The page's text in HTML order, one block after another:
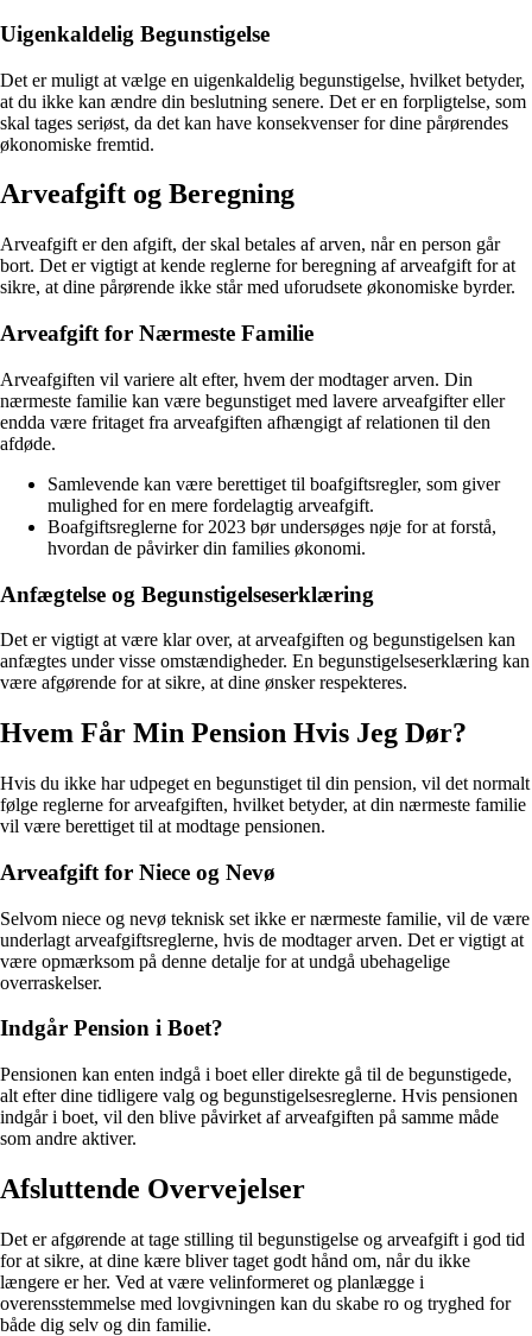
Uigenkaldelig Begunstigelse
Det er muligt at vælge en uigenkaldelig begunstigelse, hvilket betyder,
at du ikke kan ændre din beslutning senere. Det er en forpligtelse, som
skal tages seriøst, da det kan have konsekvenser for dine pårørendes
økonomiske fremtid.
Arveafgift og Beregning
Arveafgift er den afgift, der skal betales af arven, når en person går
bort. Det er vigtigt at kende reglerne for beregning af arveafgift for at
sikre, at dine pårørende ikke står med uforudsete økonomiske byrder.
Arveafgift for Nærmeste Familie
Arveafgiften vil variere alt efter, hvem der modtager arven. Din
nærmeste familie kan være begunstiget med lavere arveafgifter eller
endda være fritaget fra arveafgiften afhængigt af relationen til den
afdøde.
Samlevende kan være berettiget til boafgiftsregler, som giver
mulighed for en mere fordelagtig arveafgift.
Boafgiftsreglerne for 2023 bør undersøges nøje for at forstå,
hvordan de påvirker din families økonomi.
Anfægtelse og Begunstigelseserklæring
Det er vigtigt at være klar over, at arveafgiften og begunstigelsen kan
anfægtes under visse omstændigheder. En begunstigelseserklæring kan
være afgørende for at sikre, at dine ønsker respekteres.
Hvem Får Min Pension Hvis Jeg Dør?
Hvis du ikke har udpeget en begunstiget til din pension, vil det normalt
følge reglerne for arveafgiften, hvilket betyder, at din nærmeste familie
vil være berettiget til at modtage pensionen.
Arveafgift for Niece og Nevø
Selvom niece og nevø teknisk set ikke er nærmeste familie, vil de være
underlagt arveafgiftsreglerne, hvis de modtager arven. Det er vigtigt at
være opmærksom på denne detalje for at undgå ubehagelige
overraskelser.
Indgår Pension i Boet?
Pensionen kan enten indgå i boet eller direkte gå til de begunstigede,
alt efter dine tidligere valg og begunstigelsesreglerne. Hvis pensionen
indgår i boet, vil den blive påvirket af arveafgiften på samme måde
som andre aktiver.
Afsluttende Overvejelser
Det er afgørende at tage stilling til begunstigelse og arveafgift i god tid
for at sikre, at dine kære bliver taget godt hånd om, når du ikke
længere er her. Ved at være velinformeret og planlægge i
overensstemmelse med lovgivningen kan du skabe ro og tryghed for
både dig selv og din familie.